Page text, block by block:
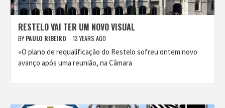
RESTELO VAI TER UM NOVO VISUAL
BY PAULO RIBEIRO 13 YEARS AGO
«O plano de requalificação do Restelo sofreu ontem novo
avanço após uma reunião, na Câmara